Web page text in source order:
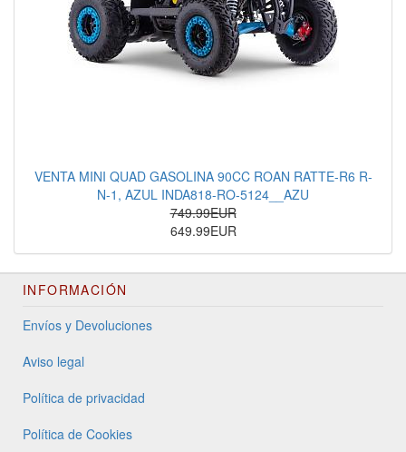
VENTA MINI QUAD GASOLINA 90CC ROAN RATTE-R6 R-
N-1, AZUL INDA818-RO-5124__AZU
749.99EUR
649.99EUR
INFORMACIÓN
Envíos y Devoluciones
Aviso legal
Política de privacidad
Política de Cookies